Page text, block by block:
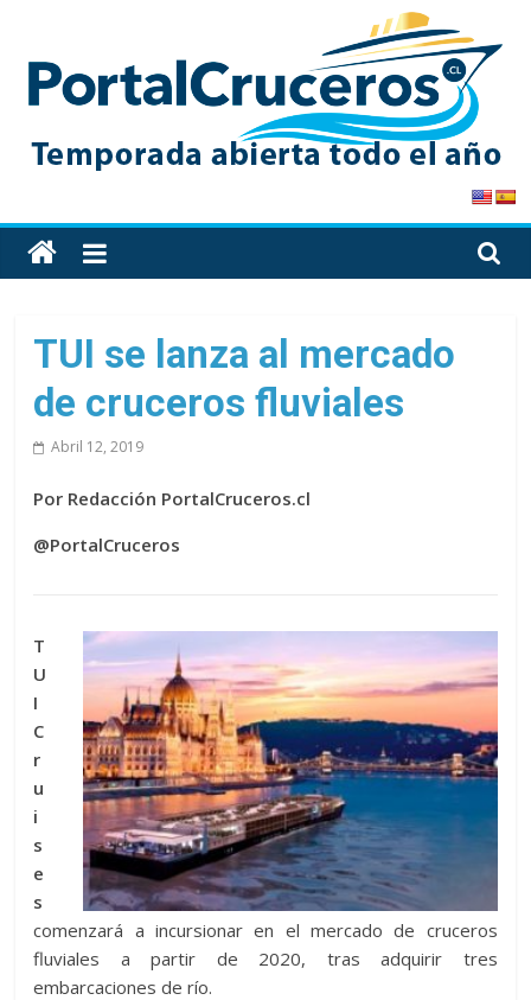
content
PortalCruceros
Toda
la
de
cruceros
en
un
solo
TUI se lanza al mercado
de cruceros fluviales
Abril 12, 2019
Por Redacción PortalCruceros.cl
@PortalCruceros
T
U
I
C
r
u
i
s
e
s
comenzará a incursionar en el mercado de cruceros
fluviales a partir de 2020, tras adquirir tres
embarcaciones de río.